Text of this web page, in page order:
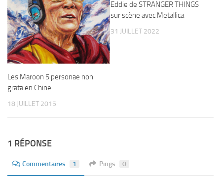
Les Maroon 5 personae non
grata en Chine
18 JUILLET 2015
Eddie de STRANGER THINGS
sur scène avec Metallica
31 JUILLET 2022
1 RÉPONSE
Commentaires 1 Pings 0